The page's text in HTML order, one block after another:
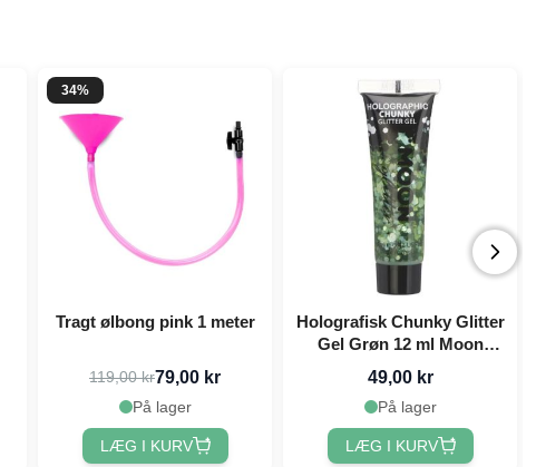
34%
Tragt ølbong pink 1 meter
119,00 kr79,00 kr
På lager
LÆG I KURV
Holografisk Chunky Glitter
Gel Grøn 12 ml Moon
Creations
49,00 kr
På lager
LÆG I KURV